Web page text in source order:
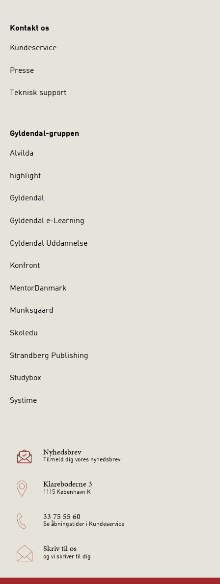
Kontakt os
Kundeservice
Presse
Teknisk support
Gyldendal-gruppen
Alvilda
highlight
Gyldendal
Gyldendal e-Learning
Gyldendal Uddannelse
Konfront
MentorDanmark
Munksgaard
Skoledu
Strandberg Publishing
Studybox
Systime
Nyhedsbrev
Tilmeld dig vores nyhedsbrev
Klareboderne 3
1115 København K
33 75 55 60
Se åbningstider i Kundeservice
Skriv til os
og vi skriver til dig